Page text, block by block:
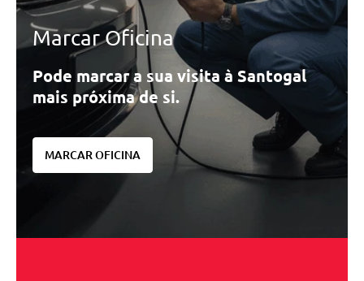
Marcar Oficina
Pode marcar a sua visita à Santogal
mais próxima de si.
MARCAR OFICINA